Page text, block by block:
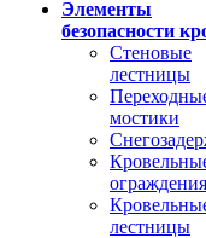
Элементы
безопасности
Стеновые
лестницы
мостики
ограждения
лестницы